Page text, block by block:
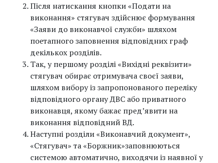
Після натискання кнопки «Подати на
виконання» стягувач здійснює формування
«Заяви до виконавчої служби» шляхом
поетапного заповнення відповідних граф
декількох розділів.
Так, у першому розділі «Вихідні реквізити»
стягувач обирає отримувача своєї заяви,
шляхом вибору із запропонованого переліку
відповідного органу ДВС або приватного
виконавця, якому бажає пред’явити на
виконання відповідний ВД.
Наступні розділи «Виконавчий документ»,
«Стягувач» та «Боржник»заповнюються
системою автоматично, виходячи із наявної у